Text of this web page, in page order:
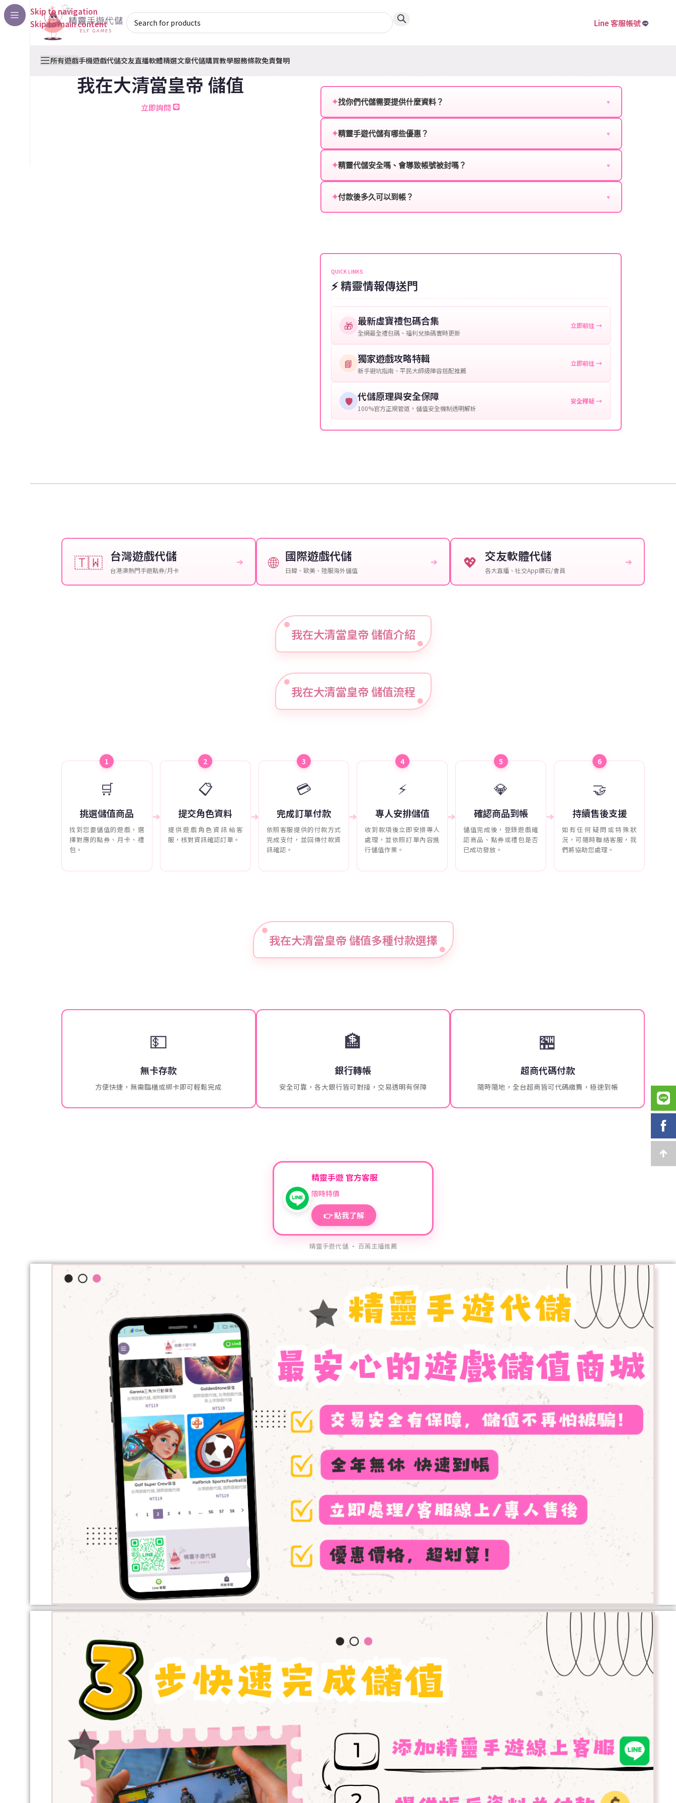
Skip to navigation
Skip to main content
Line 客服帳號
所有遊戲手機遊戲代儲交友直播軟體精選文章代儲購買教學服務條款免責聲明
我在大清當皇帝 儲值
立即詢問
✦找你們代儲需要提供什麼資料？ ▼
登入方式：您的遊戲登入方式（如Facebook、Google等）。
遊戲帳號：您的遊戲帳號或ID。
購買截圖：所購買商品的截圖以作確認。
提供這些信息能幫助我們更快地處理您的代儲需求，確保您盡享遊戲樂趣！
✦精靈手遊代儲有哪些優惠？ ▼
活動，儲值最低6折起，讓玩家隨時都能享有優惠價格。
✦精靈代儲安全嗎、會導致帳號被封嗎？ ▼
或異常儲值管道。您獲得的遊戲商品與官方購買的內容相同，可以安心使用。
✦付款後多久可以到帳？ ▼
QUICK LINKS
⚡ 精靈情報傳送門
🎁 最新虛寶禮包碼合集
全網最全禮包碼、福利兌換碼實時更新
立即前往 →
📘 獨家遊戲攻略特輯
新手避坑指南、平民大師級陣容搭配推薦
立即前往 →
🛡️ 代儲原理與安全保障
100%官方正規管道，儲值安全機制透明解析
安全釋疑 →
🇹🇼 台灣遊戲代儲
台港澳熱門手遊點券/月卡
➔ 🌐 國際遊戲代儲
日韓、歐美、陸服海外儲值
➔ 💖 交友軟體代儲
各大直播、社交App鑽石/會員
➔
我在大清當皇帝 儲值介紹
我在大清當皇帝 儲值流程
1
🛒
挑選儲值商品
找到您要儲值的遊戲，選
擇對應的點券、月卡、禮
包。
➔
2
📋
提交角色資料
提供遊戲角色資訊給客
服，核對資訊確認訂單。
➔
3
💳
完成訂單付款
依照客服提供的付款方式
完成支付，並回傳付款資
訊確認。
➔
4
⚡
專人安排儲值
收到款項後立即安排專人
處理，並依照訂單內容進
行儲值作業。
➔
5
💎
確認商品到帳
儲值完成後，登錄遊戲確
認商品、點券或禮包是否
已成功發放。
➔
6
🤝
持續售後支援
如有任何疑問或特殊狀
況，可隨時聯絡客服，我
們將協助您處理。
我在大清當皇帝 儲值多種付款選擇
💵
無卡存款
方便快捷，無需臨櫃或綁卡即可輕鬆完成
🏦
銀行轉帳
安全可靠，各大銀行皆可對接，交易透明有保障
🏪
超商代碼付款
隨時隨地，全台超商皆可代碼繳費，極速到帳
精靈手遊 官方客服
限時特價
👉 點我了解
精靈手遊代儲 · 百萬主播推薦